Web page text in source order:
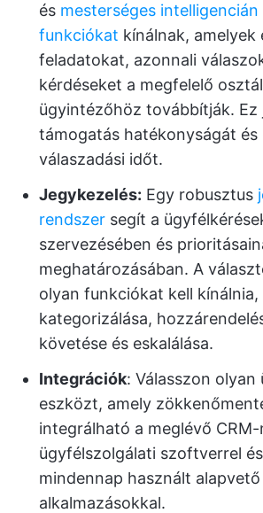
és mesterséges intelligencián
funkciókat kínálnak, amelyek
feladatokat, azonnali
kérdéseket a megfelelő
ügyintézőhöz továbbítják. Ez
támogatás hatékonyságát és
válaszadási időt.
Jegykezelés: Egy robusztus
rendszer segít a
szervezésében és
meghatározásában. A
olyan funkciókat kell
kategorizálása,
követése és eskalálása.
Integrációk: Válasszon
eszközt, amely
integrálható a meglévő CRM-
ügyfélszolgálati szoftverrel
mindennap használt alapvető
alkalmazásokkal.